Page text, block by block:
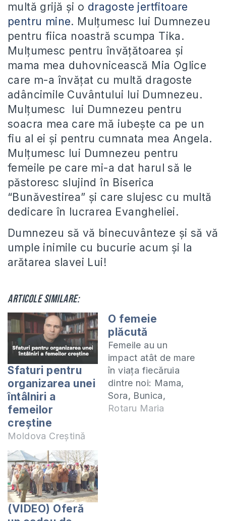
multă grijă și o dragoste jertfitoare
pentru mine. Mulțumesc lui Dumnezeu
pentru fiica noastră scumpa Tika.
Mulțumesc pentru învățătoarea și
mama mea duhovnicească Mia Oglice
care m-a învățat cu multă dragoste
adâncimile Cuvântului lui Dumnezeu.
Mulțumesc lui Dumnezeu pentru
soacra mea care mă iubește ca pe un
fiu al ei și pentru cumnata mea Angela.
Mulțumesc lui Dumnezeu pentru
femeile pe care mi-a dat harul să le
păstoresc slujind în Biserica
“Bunăvestirea” și care slujesc cu multă
dedicare în lucrarea Evangheliei.
Dumnezeu să vă binecuvânteze și să vă
umple inimile cu bucurie acum și la
arătarea slavei Lui!
Articole similare:
Sfaturi pentru
organizarea unei
întâlniri a
femeilor
creștine
Moldova Creștină
O femeie
plăcută
Femeile au un
impact atât de mare
în viața fiecăruia
dintre noi: Mama,
Sora, Bunica,
Educatoarea, prima
Rotaru Maria
(VIDEO) Oferă